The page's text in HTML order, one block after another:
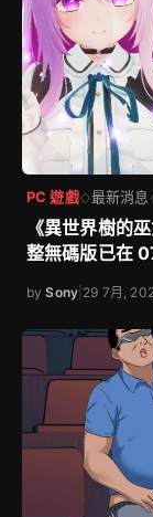
PC 遊戲◇最新消息
《異世界樹的
整無碼版已在
bySony 29 7月,